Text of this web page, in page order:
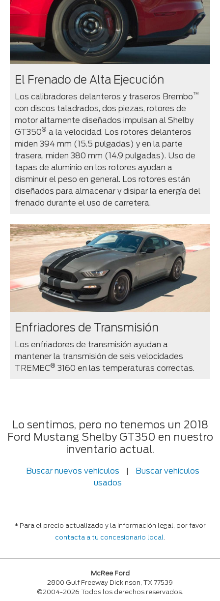
El Frenado de Alta Ejecución
Los calibradores delanteros y traseros Brembo™
con discos taladrados, dos piezas, rotores de
motor altamente diseñados impulsan al Shelby
GT350® a la velocidad. Los rotores delanteros
miden 394 mm (15.5 pulgadas) y en la parte
trasera, miden 380 mm (14.9 pulgadas). Uso de
tapas de aluminio en los rotores ayudan a
disminuir el peso en general. Los rotores están
diseñados para almacenar y disipar la energía del
frenado durante el uso de carretera.
Enfriadores de Transmisión
Los enfriadores de transmisión ayudan a
mantener la transmisión de seis velocidades
TREMEC® 3160 en las temperaturas correctas.
Lo sentimos, pero no tenemos un 2018
Ford Mustang Shelby GT350 en nuestro
inventario actual.
Buscar nuevos vehículos
Buscar vehículos
usados
* Para el precio actualizado y la información legal, por favor
contacta a tu concesionario local.
McRee Ford
2800 Gulf Freeway Dickinson, TX 77539
©2004-2026 Todos los derechos reservados.